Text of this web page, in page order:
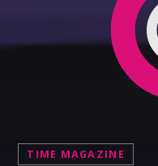
TIME MAGAZINE